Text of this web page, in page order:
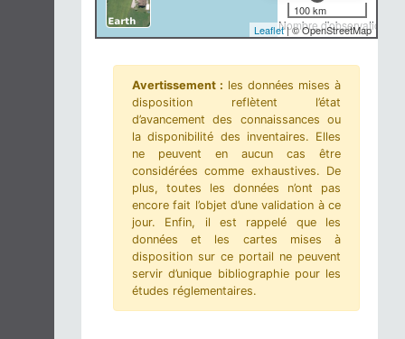
Nombre d'observations-
100 km
Leaflet| © OpenStreetMap
Avertissement : les données mises à
disposition reflètent l’état
d’avancement des connaissances ou
la disponibilité des inventaires. Elles
ne peuvent en aucun cas être
considérées comme exhaustives. De
plus, toutes les données n’ont pas
encore fait l’objet d’une validation à ce
jour. Enfin, il est rappelé que les
données et les cartes mises à
disposition sur ce portail ne peuvent
servir d’unique bibliographie pour les
études réglementaires.